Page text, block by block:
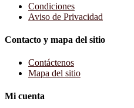
Condiciones
Aviso de Privacidad
Contacto y mapa del sitio
Contáctenos
Mapa del sitio
Mi cuenta